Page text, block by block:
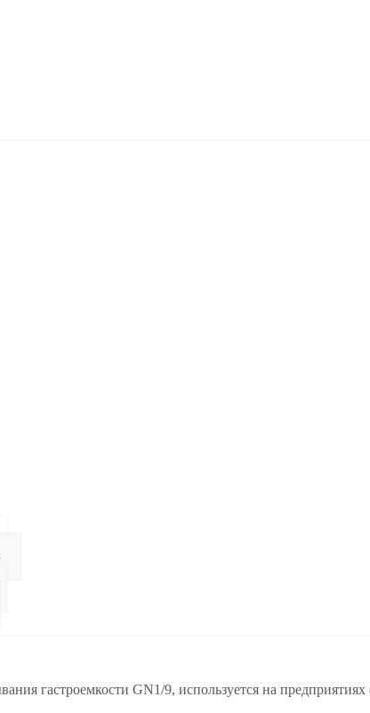
гастроемкости GN1/9, используется на